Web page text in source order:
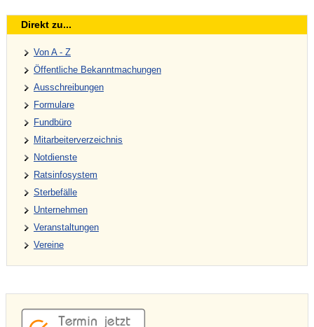
Direkt zu...
Von A - Z
Öffentliche Bekanntmachungen
Ausschreibungen
Formulare
Fundbüro
Mitarbeiterverzeichnis
Notdienste
Ratsinfosystem
Sterbefälle
Unternehmen
Veranstaltungen
Vereine